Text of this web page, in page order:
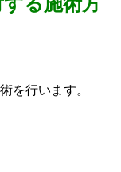
を行います。